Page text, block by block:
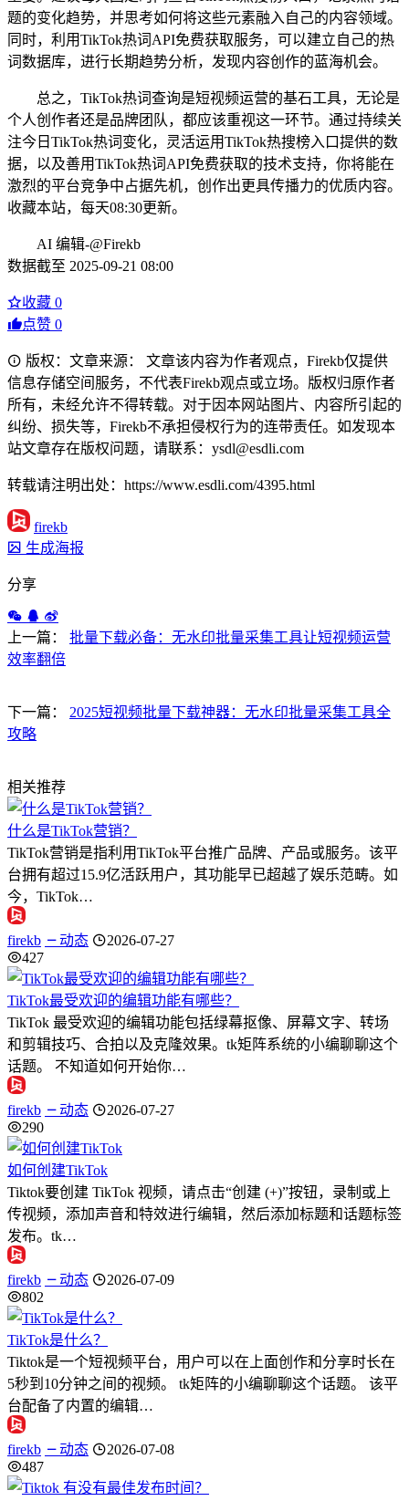
题的变化趋势，并思考如何将这些元素融入自己的内容领域。
同时，利用TikTok热词API免费获取服务，可以建立自己的热
词数据库，进行长期趋势分析，发现内容创作的蓝海机会。
总之，TikTok热词查询是短视频运营的基石工具，无论是
个人创作者还是品牌团队，都应该重视这一环节。通过持续关
注今日TikTok热词变化，灵活运用TikTok热搜榜入口提供的数
据，以及善用TikTok热词API免费获取的技术支持，你将能在
激烈的平台竞争中占据先机，创作出更具传播力的优质内容。
收藏本站，每天08:30更新。
AI 编辑-@Firekb
数据截至 2025-09-21 08:00
收藏 0
点赞 0
版权：文章来源： 文章该内容为作者观点，Firekb仅提供
信息存储空间服务，不代表Firekb观点或立场。版权归原作者
所有，未经允许不得转载。对于因本网站图片、内容所引起的
纠纷、损失等，Firekb不承担侵权行为的连带责任。如发现本
站文章存在版权问题，请联系：ysdl@esdli.com
转载请注明出处：https://www.esdli.com/4395.html
firekb
生成海报
分享
上一篇：
批量下载必备：无水印批量采集工具让短视频运营
效率翻倍
下一篇：
2025短视频批量下载神器：无水印批量采集工具全
攻略
相关推荐
什么是TikTok营销？
TikTok营销是指利用TikTok平台推广品牌、产品或服务。该平
台拥有超过15.9亿活跃用户，其功能早已超越了娱乐范畴。如
今，TikTok…
firekb 动态
2026-07-27
427
TikTok最受欢迎的编辑功能有哪些？
TikTok 最受欢迎的编辑功能包括绿幕抠像、屏幕文字、转场
和剪辑技巧、合拍以及克隆效果。tk矩阵系统的小编聊聊这个
话题。 不知道如何开始你…
firekb 动态
2026-07-27
290
如何创建TikTok
Tiktok要创建 TikTok 视频，请点击“创建 (+)”按钮，录制或上
传视频，添加声音和特效进行编辑，然后添加标题和话题标签
发布。tk…
firekb 动态
2026-07-09
802
TikTok是什么？
Tiktok是一个短视频平台，用户可以在上面创作和分享时长在
5秒到10分钟之间的视频。 tk矩阵的小编聊聊这个话题。 该平
台配备了内置的编辑…
firekb 动态
2026-07-08
487